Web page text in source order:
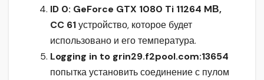
ID 0: GeForce GTX 1080 Ti 11264 MВ,
CC 61устройство, которое будет
использовано и его температура.
Logging in to grin29.f2pool.com:13654
попытка установить соединение с пулом